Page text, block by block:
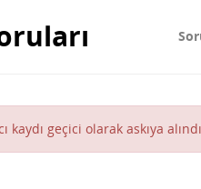
kaydı geçici olarak askıya